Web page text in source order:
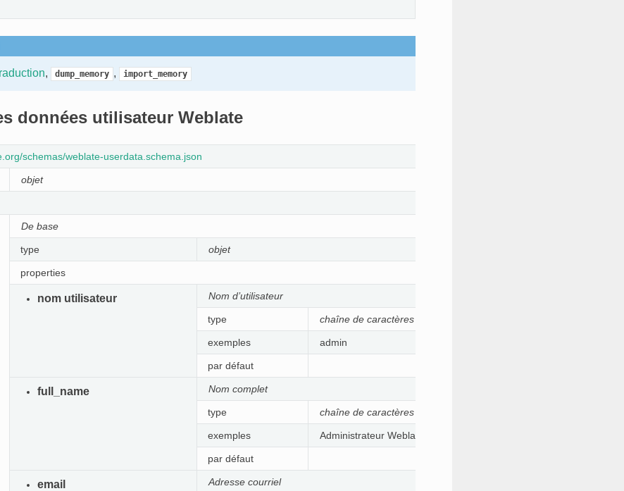
, dump_memory , import_memory
données utilisateur Weblate
schemas/weblate-userdata.schema.json
objet
De base
type objet
properties
nom utilisateur Nom d’utilisateur
type chaîne de caractères
exemples admin
par défaut
full_name Nom complet
type chaîne de caractères
exemples Administrateur Weblate
par défaut
email Adresse courriel